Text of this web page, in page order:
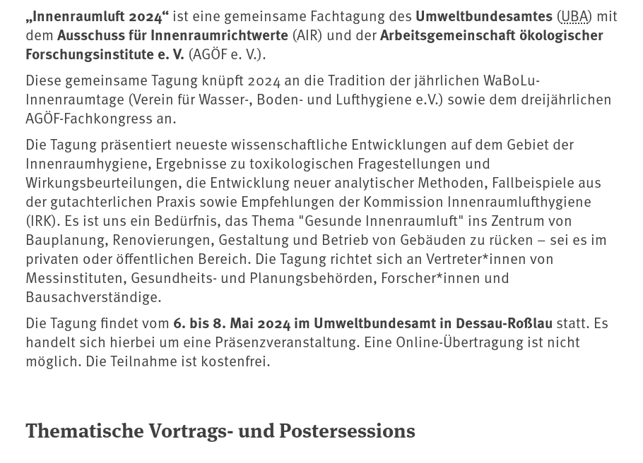
„Innenraumluft 2024“ ist eine gemeinsame Fachtagung des Umweltbundesamtes (UBA) mit
dem Ausschuss für Innenraumrichtwerte (AIR) und derArbeitsgemeinschaft ökologischer
Forschungsinstitute e. V. (AGÖF e. V.).
Diese gemeinsame Tagung knüpft 2024 an die Tradition der jährlichen WaBoLu-
Innenraumtage (Verein für Wasser-, Boden- und Lufthygiene e.V.) sowie dem dreijährlichen
AGÖF-Fachkongress an.
Die Tagung präsentiert neueste wissenschaftliche Entwicklungen auf dem Gebiet der
Innenraumhygiene, Ergebnisse zu toxikologischen Fragestellungen und
Wirkungsbeurteilungen, die Entwicklung neuer analytischer Methoden, Fallbeispiele aus
der gutachterlichen Praxis sowie Empfehlungen der Kommission Innenraumlufthygiene
(IRK). Es ist uns ein Bedürfnis, das Thema "Gesunde Innenraumluft" ins Zentrum von
Bauplanung, Renovierungen, Gestaltung und Betrieb von Gebäuden zu rücken – sei es im
privaten oder öffentlichen Bereich. Die Tagung richtet sich an Vertreter*innen von
Messinstituten, Gesundheits- und Planungsbehörden, Forscher*innen und
Bausachverständige.
Die Tagung findet vom 6. bis 8. Mai 2024 im Umweltbundesamt in Dessau-Roßlau statt. Es
handelt sich hierbei um eine Präsenzveranstaltung. Eine Online-Übertragung ist nicht
möglich. Die Teilnahme ist kostenfrei.
Thematische Vortrags- und Postersessions